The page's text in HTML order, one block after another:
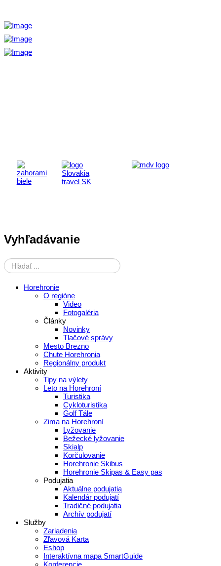
Vyhľadávanie
Horehronie
O regióne
Video
Fotogaléria
Články
Novinky
Tlačové správy
Mesto Brezno
Chute Horehronia
Regionálny produkt
Aktivity
Tipy na výlety
Leto na Horehroní
Turistika
Cykloturistika
Golf Tále
Zima na Horehroní
Lyžovanie
Bežecké lyžovanie
Skialp
Korčulovanie
Horehronie Skibus
Horehronie Skipas & Easy pas
Podujatia
Aktuálne podujatia
Kalendár podujatí
Tradičné podujatia
Archív podujatí
Služby
Zariadenia
Zľavová Karta
Eshop
Interaktívna mapa SmartGuide
Konferencie